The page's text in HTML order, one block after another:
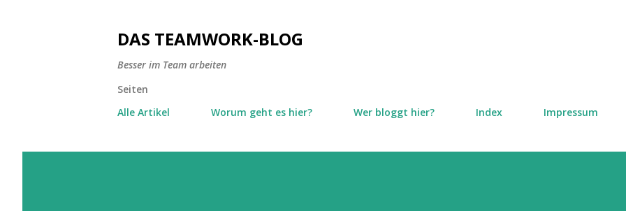
DAS TEAMWORK-BLOG
Besser im Team arbeiten
Seiten
Alle Artikel
Worum geht es hier? Wer bloggt hier? Index Impressum